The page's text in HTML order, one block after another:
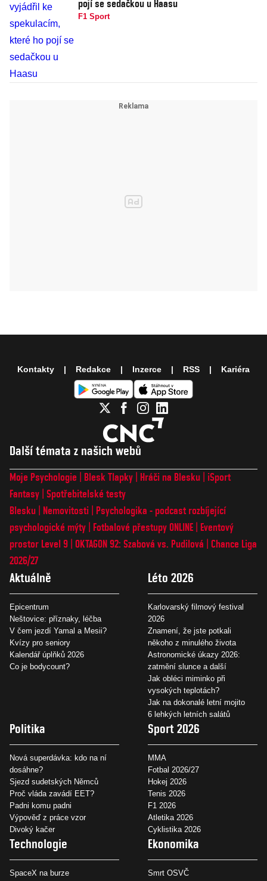
pojí se sedačkou u Haasu
F1 Sport
Další témata z našich webů
Moje Psychologie Blesk Tlapky Hráči na Blesku
iSport
Fantasy Spotřebitelské testy
Blesku
Nemovitosti
Psychologika - podcast rozbíjející
psychologické mýty
Fotbalové přestupy ONLINE
Eventový
prostor Level 9 OKTAGON 92: Szabová vs. Pudilová
Chance Liga
2026/27
Aktuálně
Epicentrum
Neštovice: příznaky, léčba
V čem jezdí Yamal a Mesii?
Kvízy pro seniory
Kalendář úplňků 2026
Co je bodycount?
Léto 2026
Karlovarský filmový festival
2026
Znamení, že jste potkali
někoho z minulého života
Astronomické úkazy 2026:
zatmění slunce a další
Jak obléci miminko při
vysokých teplotách?
Jak na dokonalé letní mojito
6 lehkých letních salátů
Politika
Nová superdávka: kdo na ní
dosáhne?
Sjezd sudetských Němců
Proč vláda zavádí EET?
Padni komu padni
Výpověď z práce vzor
Divoký kačer
Sport 2026
MMA
Fotbal 2026/27
Hokej 2026
Tenis 2026
F1 2026
Atletika 2026
Cyklistika 2026
Technologie
SpaceX na burze
Ekonomika
Smrt OSVČ
Kontakty Redakce Inzerce RSS Kariéra